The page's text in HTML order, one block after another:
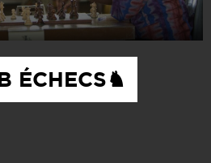
ÉCHECS♞